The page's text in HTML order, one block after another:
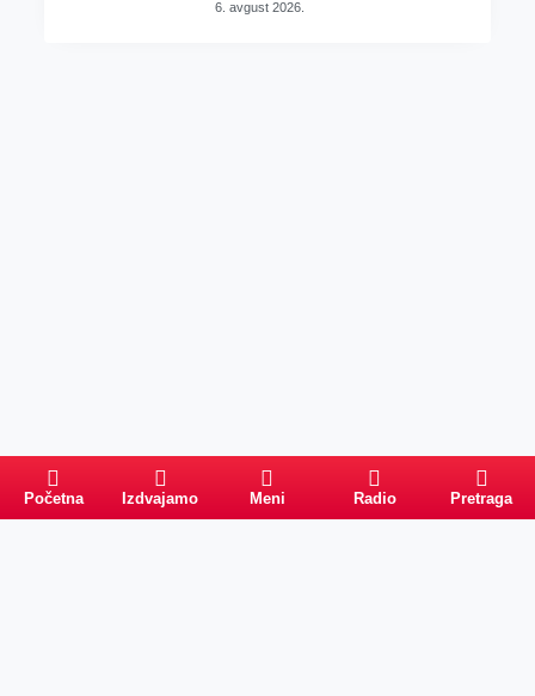
6. avgust 2026.
Početna Izdvajamo Meni Radio Pretraga